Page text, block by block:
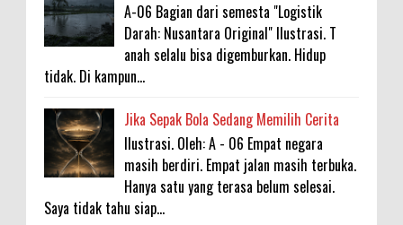
A-06 Bagian dari semesta "Logistik
Darah: Nusantara Original" Ilustrasi. T
anah selalu bisa digemburkan. Hidup
tidak. Di kampun...
Jika Sepak Bola Sedang Memilih Cerita
Ilustrasi. Oleh: A - 06 Empat negara
masih berdiri. Empat jalan masih terbuka.
Hanya satu yang terasa belum selesai.
Saya tidak tahu siap...